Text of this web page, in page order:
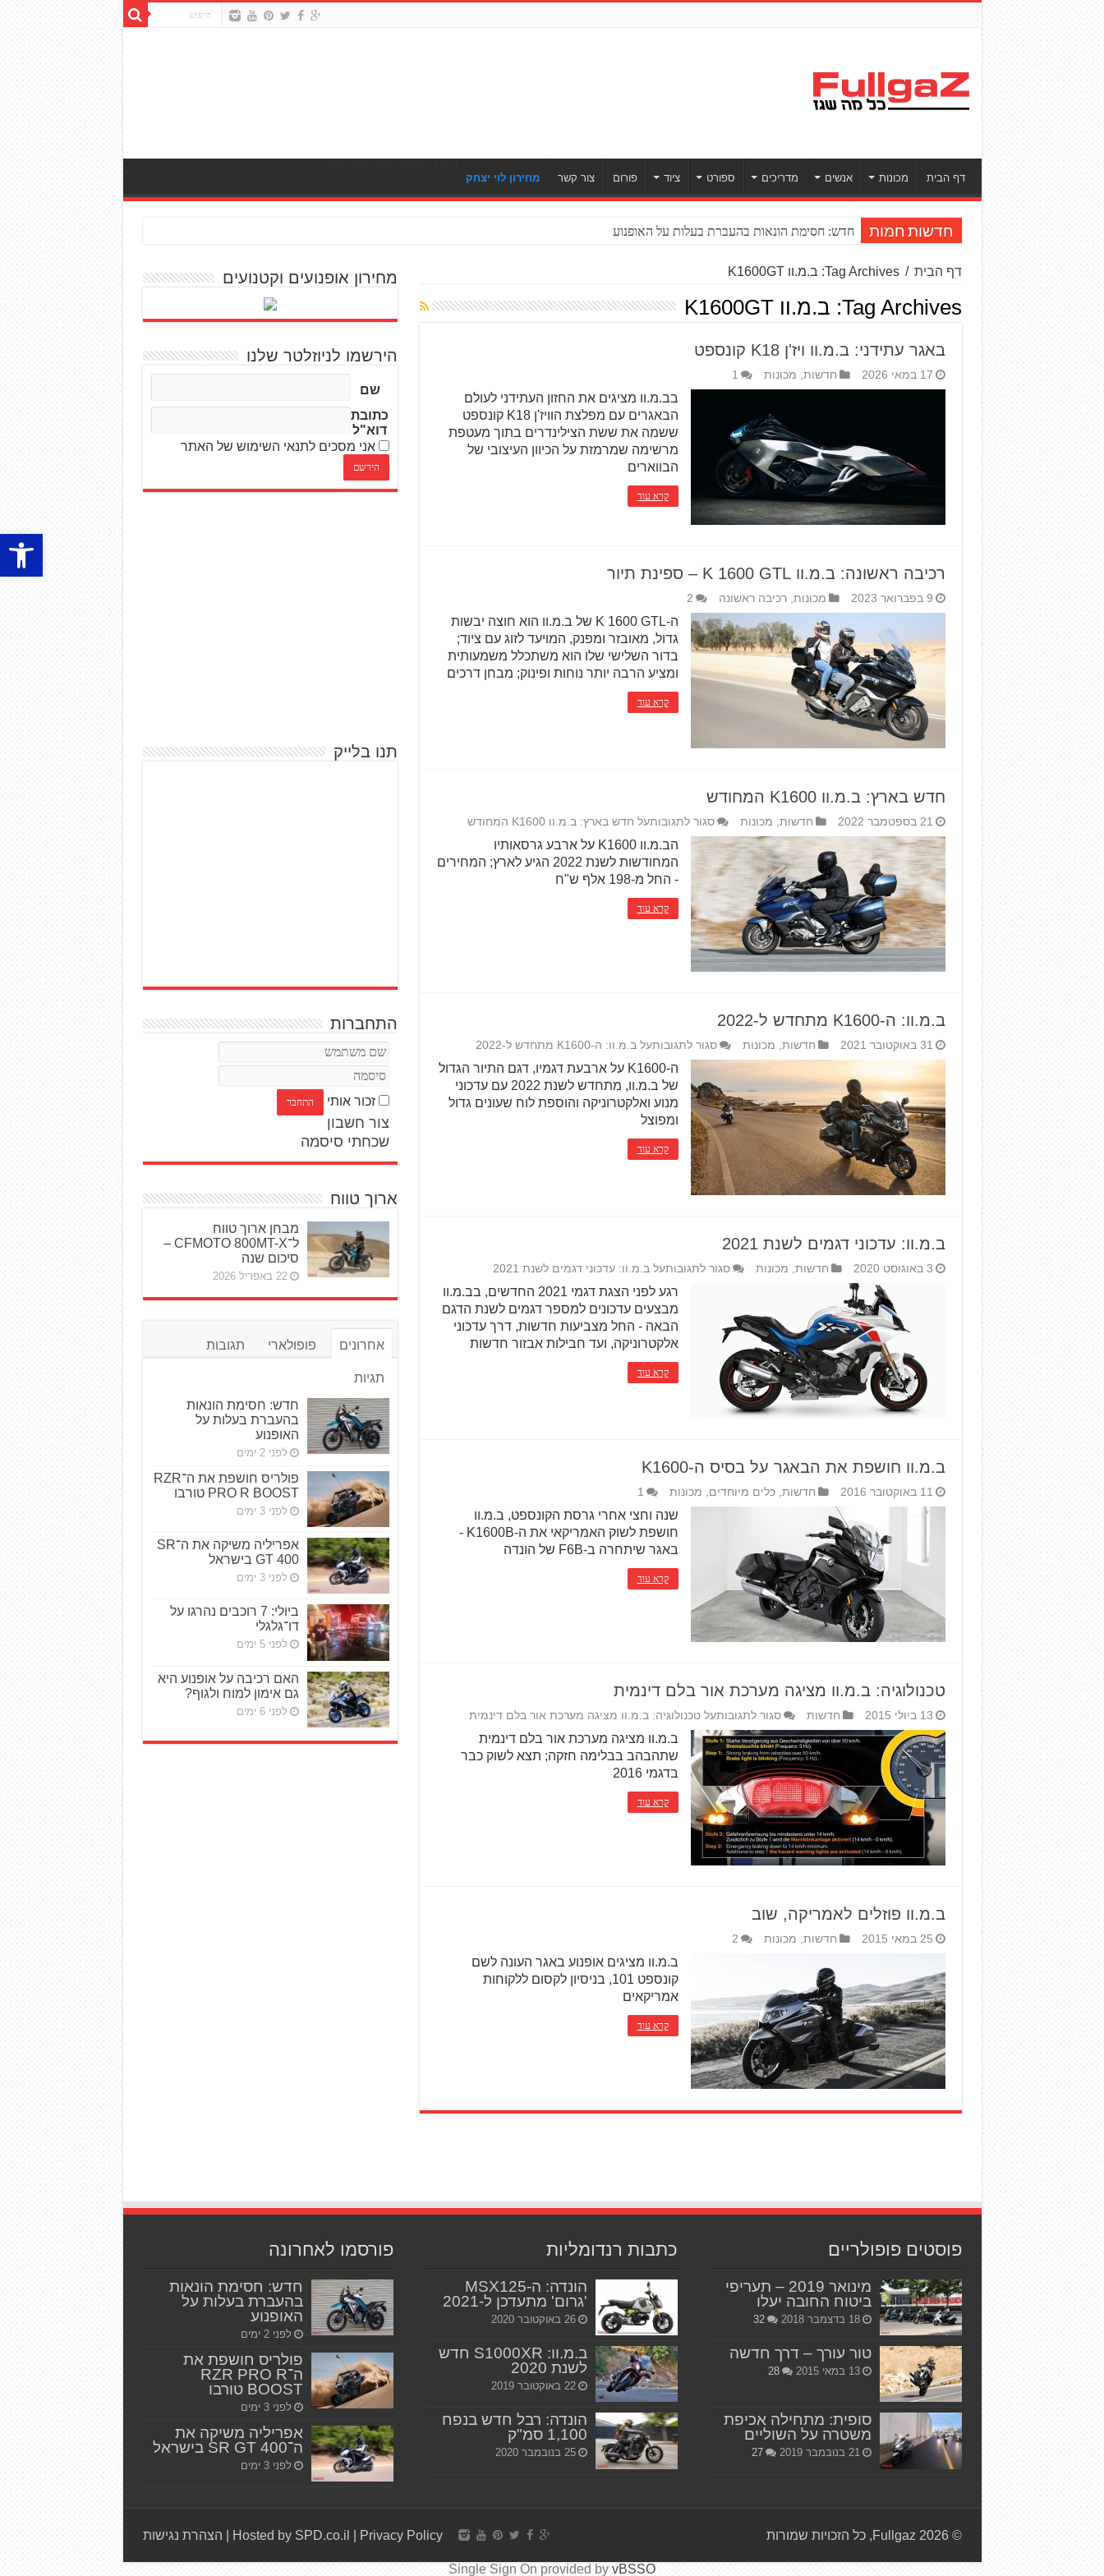
פתח
דף הבית מכונות אנשים מדריכים ספורט ציוד פורום צור קשר מחירון לוי יצחק
חדשות חמות חדש: חסימת הונאות בהעברת בעלות על האופנוע
דף הבית / Tag Archives: ב.מ.וו K1600GT
Tag Archives: ב.מ.וו K1600GT
באגר עתידני: ב.מ.וו ויז'ן K18 קונספט
17 במאי 2026 חדשות, מכונות 1
בב.מ.וו מציגים את החזון העתידני לעולם
הבאגרים עם מפלצת הוויז'ן K18 קונספט
ששמה את ששת הצילינדרים בתוך מעטפת
מרשימה שמרמזת על הכיוון העיצובי של
הבווארים
קרא עוד
רכיבה ראשונה: ב.מ.וו K 1600 GTL – ספינת תיור
9 בפברואר 2023 מכונות,רכיבה ראשונה 2
ה-K 1600 GTL של ב.מ.וו הוא חוצה יבשות
גדול, מאובזר ומפנק, המויעד לזוג עם ציוד;
בדור השלישי שלו הוא משתכלל משמעותית
ומציע הרבה יותר נוחות ופינוק; מבחן דרכים
קרא עוד
חדש בארץ: ב.מ.וו K1600 המחודש
21 בספטמבר 2022 חדשות, מכונות סגור לתגובותעל חדש בארץ: ב.מ.וו K1600 המחודש
הב.מ.וו K1600 על ארבע גרסאותיו
המחודשות לשנת 2022 הגיע לארץ; המחירים
- החל מ-198 אלף ש"ח
קרא עוד
ב.מ.וו: ה-K1600 מתחדש ל-2022
31 באוקטובר 2021 חדשות, מכונות סגור לתגובותעל ב.מ.וו: ה-K1600 מתחדש ל-2022
ה-K1600 על ארבעת דגמיו, דגם התיור הגדול
של ב.מ.וו, מתחדש לשנת 2022 עם עדכוני
מנוע ואלקטרוניקה והוספת לוח שעונים גדול
ומפוצל
קרא עוד
ב.מ.וו: עדכוני דגמים לשנת 2021
3 באוגוסט 2020 חדשות, מכונות סגור לתגובותעל ב.מ.וו: עדכוני דגמים לשנת 2021
רגע לפני הצגת דגמי 2021 החדשים, בב.מ.וו
מבצעים עדכונים למספר דגמים לשנת הדגם
הבאה - החל מצביעות חדשות, דרך עדכוני
אלקטרוניקה, ועד חבילות אבזור חדשות
קרא עוד
ב.מ.וו חושפת את הבאגר על בסיס ה-K1600
11 באוקטובר 2016 חדשות,כלים מיוחדים, מכונות 1
שנה וחצי אחרי גרסת הקונספט, ב.מ.וו
חושפת לשוק האמריקאי את ה-K1600B -
באגר שיתחרה ב-F6B של הונדה
קרא עוד
טכנולוגיה: ב.מ.וו מציגה מערכת אור בלם דינמית
13 ביולי 2015 חדשות סגור לתגובותעל טכנולוגיה: ב.מ.וו מציגה מערכת אור בלם דינמית
ב.מ.וו מציגה מערכת אור בלם דינמית
שתהבהב בבלימה חזקה; תצא לשוק כבר
בדגמי 2016
קרא עוד
ב.מ.וו פוזלים לאמריקה, שוב
25 במאי 2015 חדשות, מכונות 2
ב.מ.וו מציגים אופנוע באגר העונה לשם
קונספט 101, בניסיון לקסום ללקוחות
אמריקאים
קרא עוד
מחירון אופנועים וקטנועים
הירשמו לניוזלטר שלנו
שם
כתובת
דוא"ל
אני מסכים לתנאי השימוש של האתר
תנו בלייק
התחברות
זכור אותי
צור חשבון
שכחתי סיסמה
ארוך טווח
מבחן ארוך טווח
ל־CFMOTO 800MT-X –
סיכום שנה
22 באפריל 2026
אחרונים פופולארי תגובות
תגיות
חדש: חסימת הונאות
בהעברת בעלות על
האופנוע
לפני 2 ימים
פולריס חושפת את ה־RZR
PRO R BOOST טורבו
לפני 3 ימים
אפריליה משיקה את ה־SR
GT 400 בישראל
לפני 3 ימים
ביולי: 7 רוכבים נהרגו על
דו־גלגלי
לפני 5 ימים
האם רכיבה על אופנוע היא
גם אימון למוח ולגוף?
לפני 6 ימים
פוסטים פופולריים
מינואר 2019 – תעריפי
ביטוח החובה יעלו
18 בדצמבר 2018 32
טור עורך – דרך חדשה
13 במאי 2015 28
סופית: מתחילה אכיפת
משטרה על השוליים
21 בנובמבר 2019 27
כתבות רנדומליות
הונדה: ה-MSX125
'גרום' מתעדכן ל-2021
26 באוקטובר 2020
ב.מ.וו: S1000XR חדש
לשנת 2020
22 באוקטובר 2019
הונדה: רבל חדש בנפח
1,100 סמ"ק
25 בנובמבר 2020
פורסמו לאחרונה
חדש: חסימת הונאות
בהעברת בעלות על
האופנוע
לפני 2 ימים
פולריס חושפת את
ה־RZR PRO R
BOOST טורבו
לפני 3 ימים
אפריליה משיקה את
ה־SR GT 400 בישראל
לפני 3 ימים
Hosted by SPD.co.il Privacy Policy הצהרת נגישות © Fullgaz 2026, כל הזכויות שמורות
Single Sign On provided by vBSSO